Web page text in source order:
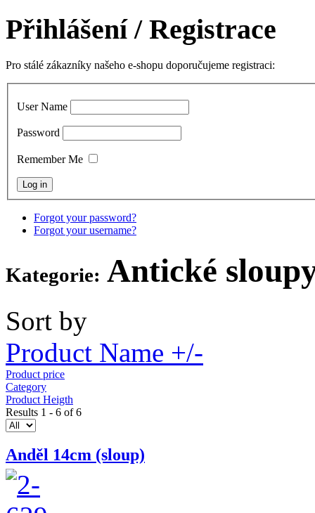
Přihlášení/ Registrace
Pro stálé zákazníky našeho e-shopu doporučujeme registraci:
User Name
Password
Remember Me
Forgot your password?
Forgot your username?
Kategorie: Antické
Sort by
Product Name +/-
Product price
Category
Product Heigth
Results 1 - 6 of 6
Anděl 14cm (sloup)